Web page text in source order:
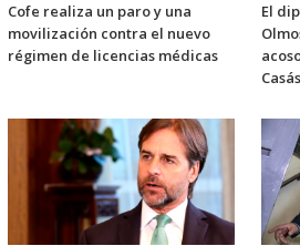
Cofe realiza un paro y una
movilización contra el nuevo
régimen de licencias médicas
El
Casás